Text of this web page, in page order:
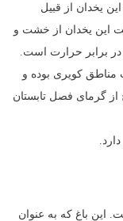
یخدان از قبیل
این یخدان از خشت و
برابر حرارت است.
مناطق کویری بوده و
گرمای فصل تابستان
است. این باغ که به عنوان